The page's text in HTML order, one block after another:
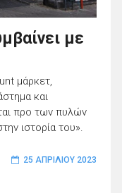
με
μάρκετ,
και
προ των πυλών
ιστορία του».
25 ΑΠΡΙΛΊΟΥ 2023